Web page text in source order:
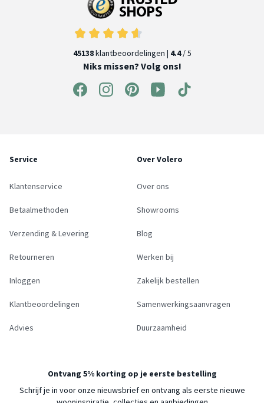
45138klantbeoordelingen | 4.4/ 5
Niks missen? Volg ons!
Service
Klantenservice
Betaalmethoden
Verzending & Levering
Retourneren
Inloggen
Klantbeoordelingen
Advies
Over Volero
Over ons
Showrooms
Blog
Werken bij
Zakelijk bestellen
Samenwerkingsaanvragen
Duurzaamheid
Ontvang 5% korting op je eerste bestelling
Schrijf je in voor onze nieuwsbrief en ontvang als eerste nieuwe